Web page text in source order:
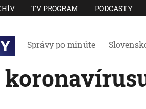
TV PROGRAM PODCASTY
Správy po minúte